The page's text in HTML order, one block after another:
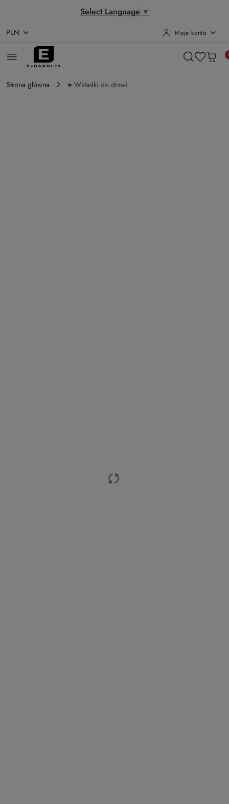
Select Language ▼
Przejdź do treści głównej
Przejdź do wyszukiwarki
Przejdź do moje konto
Przejdź do menu głównego
Przejdź do opisu produktu
Przejdź do stopki
PLN Moje konto
Strona główna ►Wkładki do drzwi